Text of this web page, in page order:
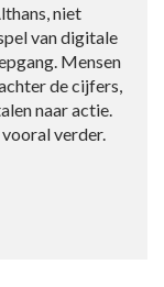
niet
van digitale
Mensen
de cijfers,
naar actie.
verder.